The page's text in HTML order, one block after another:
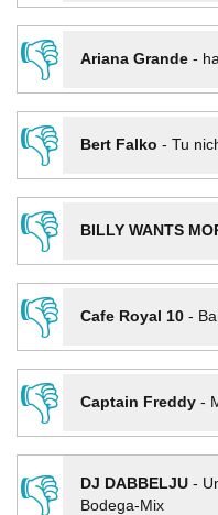
👎
Ariana Grande-
👎
Bert Falko - Tu
👎
BILLY WANTS
👎
Cafe Royal 10-
👎
Captain Freddy-
👎
DJ DABBELJU-
Bodega-Mix